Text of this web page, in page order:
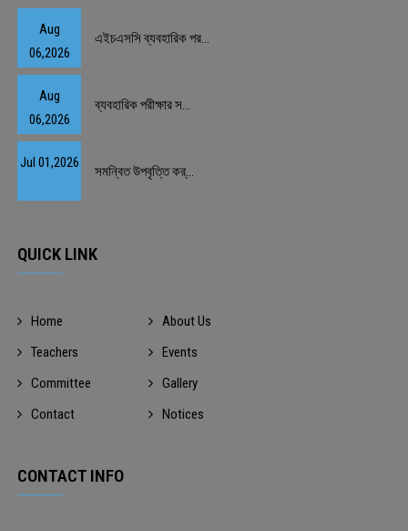
Aug
06,2026
এইচএসসি ব্যবহারিক পর...
Aug
06,2026
ব্যবহারিক পরীক্ষার স...
Jul 01,2026
সমন্বিত উপবৃত্তি কর্...
QUICK LINK
Home
About Us
Teachers
Events
Committee
Gallery
Contact
Notices
CONTACT INFO